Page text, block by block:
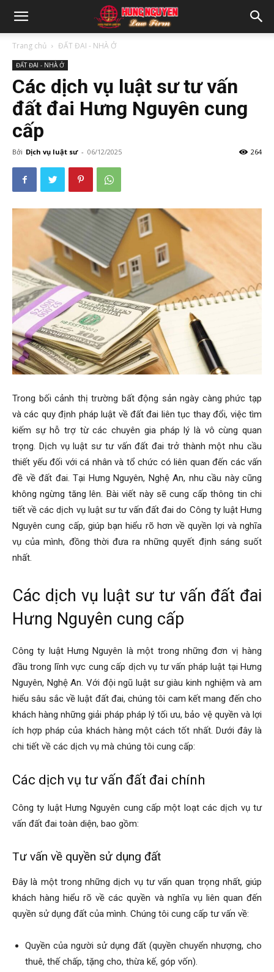
Trang chủ ĐẤT ĐAI - NHÀ Ở
ĐẤT ĐAI - NHÀ Ở
Các dịch vụ luật sư tư vấn
đất đai Hưng Nguyên cung
cấp
Bởi Dịch vụ luật sư - 06/12/2025 264
Trong bối cảnh thị trường bất động sản ngày càng phức tạp
và các quy định pháp luật về đất đai liên tục thay đổi, việc tìm
kiếm sự hỗ trợ từ các chuyên gia pháp lý là vô cùng quan
trọng. Dịch vụ luật sư tư vấn đất đai trở thành một nhu cầu
thiết yếu đối với cá nhân và tổ chức có liên quan đến các vấn
đề về đất đai. Tại Hưng Nguyên, Nghệ An, nhu cầu này cũng
không ngừng tăng lên. Bài viết này sẽ cung cấp thông tin chi
tiết về các dịch vụ luật sư tư vấn đất đai do Công ty luật Hưng
Nguyên cung cấp, giúp bạn hiểu rõ hơn về quyền lợi và nghĩa
vụ của mình, đồng thời đưa ra những quyết định sáng suốt
nhất.
Các dịch vụ luật sư tư vấn đất đai
Hưng Nguyên cung cấp
Công ty luật Hưng Nguyên là một trong những đơn vị hàng
đầu trong lĩnh vực cung cấp dịch vụ tư vấn pháp luật tại Hưng
Nguyên, Nghệ An. Với đội ngũ luật sư giàu kinh nghiệm và am
hiểu sâu sắc về luật đất đai, chúng tôi cam kết mang đến cho
khách hàng những giải pháp pháp lý tối ưu, bảo vệ quyền và lợi
ích hợp pháp của khách hàng một cách tốt nhất. Dưới đây là
chi tiết về các dịch vụ mà chúng tôi cung cấp:
Các dịch vụ tư vấn đất đai chính
Công ty luật Hưng Nguyên cung cấp một loạt các dịch vụ tư
vấn đất đai toàn diện, bao gồm:
Tư vấn về quyền sử dụng đất
Đây là một trong những dịch vụ tư vấn quan trọng nhất, giúp
khách hàng hiểu rõ về các quyền và nghĩa vụ liên quan đến
quyền sử dụng đất của mình. Chúng tôi cung cấp tư vấn về:
Quyền của người sử dụng đất (quyền chuyển nhượng, cho
thuê, thế chấp, tặng cho, thừa kế, góp vốn).